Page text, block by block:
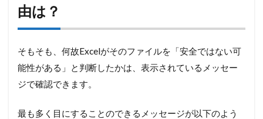
由は？
そもそも、何故Excelがそのファイルを「安全ではない可
能性がある」と判断したかは、表示されているメッセー
ジで確認できます。
最も多く目にすることのできるメッセージが以下のよう